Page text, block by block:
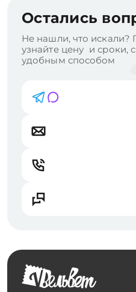
Остались
Не нашли, что искали?
узнайте цену и сроки,
удобным способом